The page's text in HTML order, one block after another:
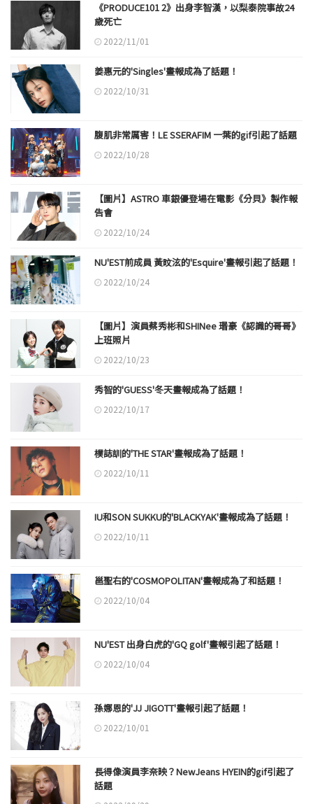
《PRODUCE101 2》出身李智漢，以梨泰院事故24
歲死亡
2022/11/01
姜惠元的'Singles'畫報成為了話題！
2022/10/31
腹肌非常厲害！LE SSERAFIM 一葉的gif引起了話題
2022/10/28
【圖片】ASTRO 車銀優登場在電影《分貝》製作報
告會
2022/10/24
NU'EST前成員 黃旼泫的'Esquire'畫報引起了話題！
2022/10/24
【圖片】演員蔡秀彬和SHINee 瑉豪《認識的哥哥》
上班照片
2022/10/23
秀智的'GUESS'冬天畫報成為了話題！
2022/10/17
樸誌訓的'THE STAR'畫報成為了話題！
2022/10/11
IU和SON SUKKU的'BLACKYAK'畫報成為了話題！
2022/10/11
邕聖右的'COSMOPOLITAN'畫報成為了和話題！
2022/10/04
NU'EST 出身白虎的'GQ golf'畫報引起了話題！
2022/10/04
孫娜恩的'JJ JIGOTT'畫報引起了話題！
2022/10/01
長得像演員李奈映？NewJeans HYEIN的gif引起了
話題